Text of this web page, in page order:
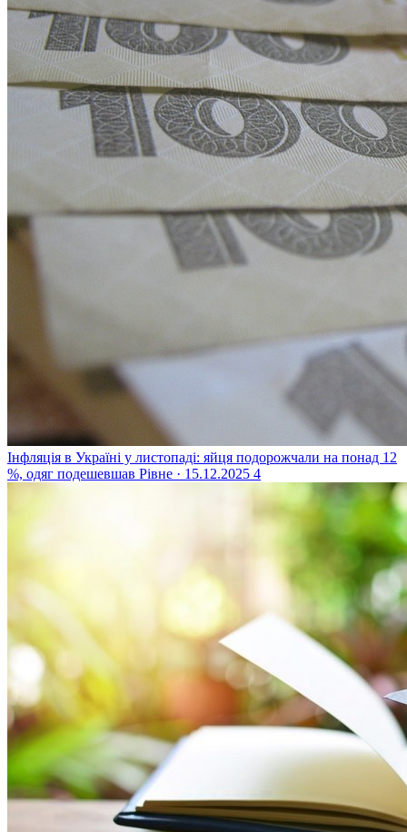
Інфляція в Україні у листопаді: яйця подорожчали на понад 12
%, одяг подешевшав Рівне · 15.12.2025 4